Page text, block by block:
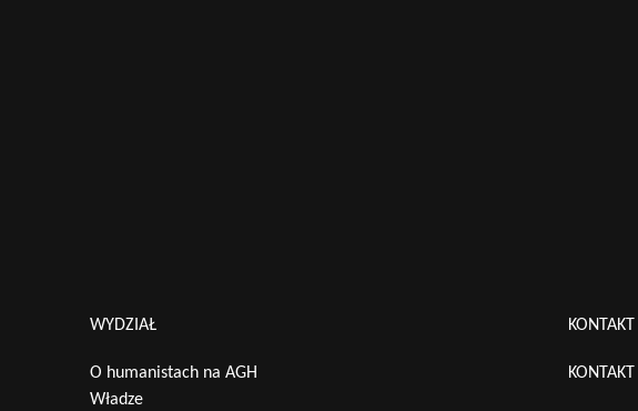
WYDZIAŁ
O humanistach na AGH
Władze
KONTAKT